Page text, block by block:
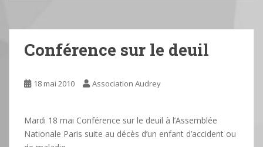
Conférence sur le deuil
18 mai 2010 Association Audrey
Mardi 18 mai Conférence sur le deuil à l’Assemblée
Nationale Paris suite au décès d’un enfant d’accident ou